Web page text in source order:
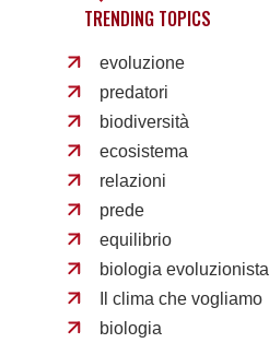
TRENDING TOPICS
evoluzione
predatori
biodiversità
ecosistema
relazioni
prede
equilibrio
biologia evoluzionista
Il clima che vogliamo
biologia